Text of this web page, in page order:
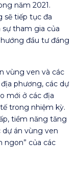
năm 2021.
sẽ tiếp tục đa
sự tham gia của
đầu tư đáng
vùng ven và các
phương, các dự
mới ở các địa
trong nhiệm kỳ.
tiềm năng tăng
dự án vùng ven
ngon” của các